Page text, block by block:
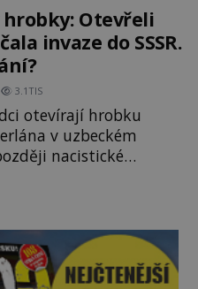
Otevřeli
invaze do SSSR.
3.1TIS
otevírají hrobku
v uzbeckém
nacistické
a napadá
natolik zarážející, že se
jde jen o fascinující